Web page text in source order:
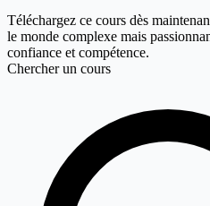
Téléchargez ce cours dès
le monde complexe mais
confiance et compétence.
Chercher un cours